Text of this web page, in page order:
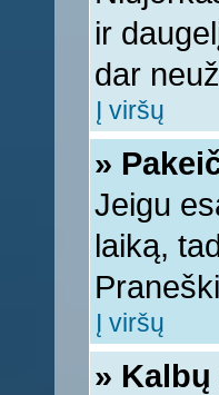
ir
dar
Į viršų
»
Jeigu
laiką,
Į viršų
»